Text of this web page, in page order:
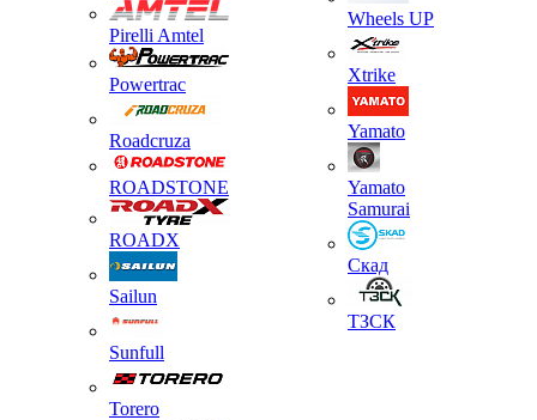
Pirelli Amtel
Powertrac
Roadcruza
ROADSTONE
ROADX
Sailun
Sunfull
Torero
Wheels UP
Xtrike
Yamato
Yamato
Samurai
Скад
ТЗСК